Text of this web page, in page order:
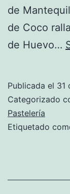
de
de Coco
de Huevo…
Publicada el 31
Categorizado
Pastelería
Etiquetado